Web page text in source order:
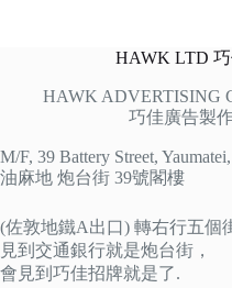
HAWK LTD
HAWK ADVERTISING
巧佳廣告製
M/F, 39 Battery Street,
油麻地 炮台街 39號閣樓
(佐敦地鐵A出口) 轉右行五個
見到交通銀行就是炮台街，
會見到巧佳招牌就是了.